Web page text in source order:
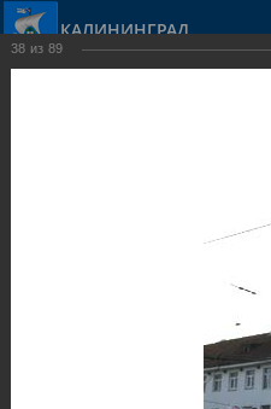
КАЛИНИНГРАД
Общественные здания и
38 из 89